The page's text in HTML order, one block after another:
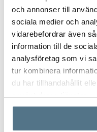
och annonser till
sociala medier och
vidarebefordrar även
information till de
analysföretag som vi
tur kombinera
du har tillhandahållit